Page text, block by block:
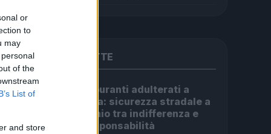
or
to
may
of the
List of
and store
PIÙ LETTE
Carburanti adulterati a
Roma: sicurezza stradale a
rischio tra indifferenza e
irresponsabilità